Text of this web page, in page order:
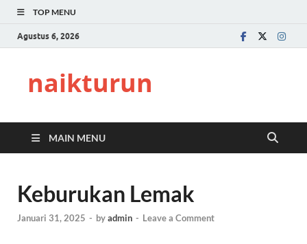
TOP MENU
Agustus 6, 2026
naikturun
MAIN MENU
Keburukan Lemak
Januari 31, 2025 - byadmin - Leave a Comment